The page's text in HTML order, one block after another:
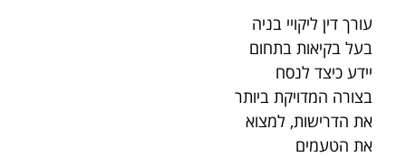
עורך דין ליקויי בניה
בעל בקיאות בתחום
יידע כיצד לנסח
בצורה המדויקת ביותר
את הדרישות, למצוא
את הטעמים